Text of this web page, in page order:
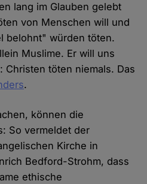
lang im Glauben gelebt
von Menschen will und
belohnt" würden töten.
Muslime. Er will uns
Christen töten niemals. Das
.
können die
So vermeldet der
Kirche in
Bedford-Strohm, dass
ethische